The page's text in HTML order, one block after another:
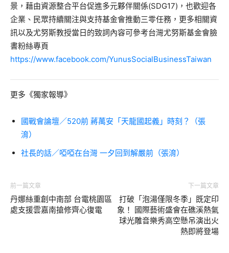
景，藉由資源整合平台促進多元夥伴關係(SDG17)，也歡迎各
企業、民眾持續關注與支持基金會推動三零任務，更多相關資
訊以及尤努斯教授當日的致詞內容可參考台灣尤努斯基金會臉
書粉絲專頁
https://www.facebook.com/YunusSocialBusinessTaiwan
更多《獨家報導》
國戰會論壇／520前 蔣萬安「天龍國起義」時刻？（張
淯）
社長的話／啞啞在台灣 一夕回到解嚴前（張淯）
前一篇文章
丹娜絲重創中南部 台電桃園區
處支援雲嘉南搶修齊心復電
下一篇文章
打破「泡湯僅限冬季」既定印
象！ 國際藝術盛會在礁溪熱氣
球光雕音樂秀高空懸吊演出火
熱即將登場